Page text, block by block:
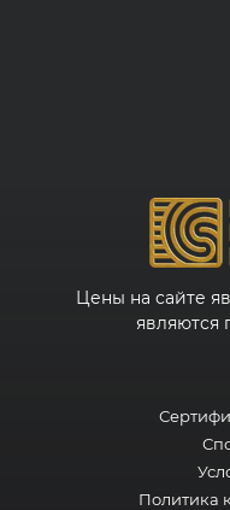
Цены на сайте
являются
Политика